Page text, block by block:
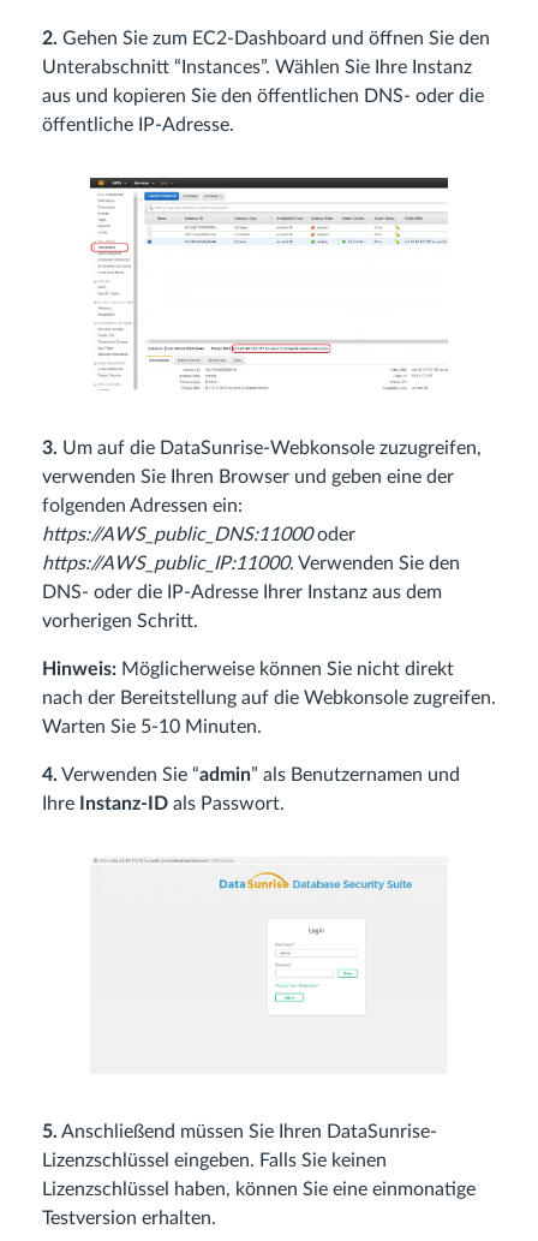
2. Gehen Sie zum EC2-Dashboard und öffnen Sie den
Unterabschnitt “Instances”. Wählen Sie Ihre Instanz
aus und kopieren Sie den öffentlichen DNS- oder die
öffentliche IP-Adresse.
3. Um auf die DataSunrise-Webkonsole zuzugreifen,
verwenden Sie Ihren Browser und geben eine der
folgenden Adressen ein:
https://AWS_public_DNS:11000oder
https://AWS_public_IP:11000. Verwenden Sie den
DNS- oder die IP-Adresse Ihrer Instanz aus dem
vorherigen Schritt.
Hinweis: Möglicherweise können Sie nicht direkt
nach der Bereitstellung auf die Webkonsole zugreifen.
Warten Sie 5-10 Minuten.
4. Verwenden Sie “admin” als Benutzernamen und
Ihre
Instanz-ID als Passwort.
5. Anschließend müssen Sie Ihren DataSunrise-
Lizenzschlüssel eingeben. Falls Sie keinen
Lizenzschlüssel haben, können Sie eine einmonatige
Testversion erhalten.